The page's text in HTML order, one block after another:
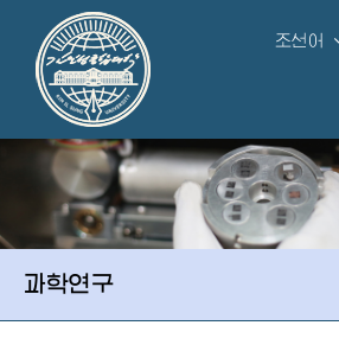
조선어
과학연구